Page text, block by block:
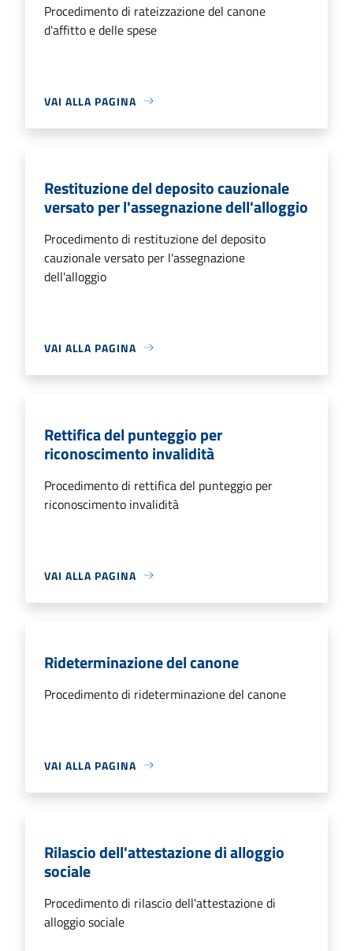
Procedimento di rateizzazione del canone
d'affitto e delle spese
VAI ALLA PAGINA
Restituzione del deposito cauzionale
versato per l'assegnazione dell'alloggio
Procedimento di restituzione del deposito
cauzionale versato per l'assegnazione
dell'alloggio
VAI ALLA PAGINA
Rettifica del punteggio per
riconoscimento invalidità
Procedimento di rettifica del punteggio per
riconoscimento invalidità
VAI ALLA PAGINA
Rideterminazione del canone
Procedimento di rideterminazione del canone
VAI ALLA PAGINA
Rilascio dell'attestazione di alloggio
sociale
Procedimento di rilascio dell'attestazione di
alloggio sociale